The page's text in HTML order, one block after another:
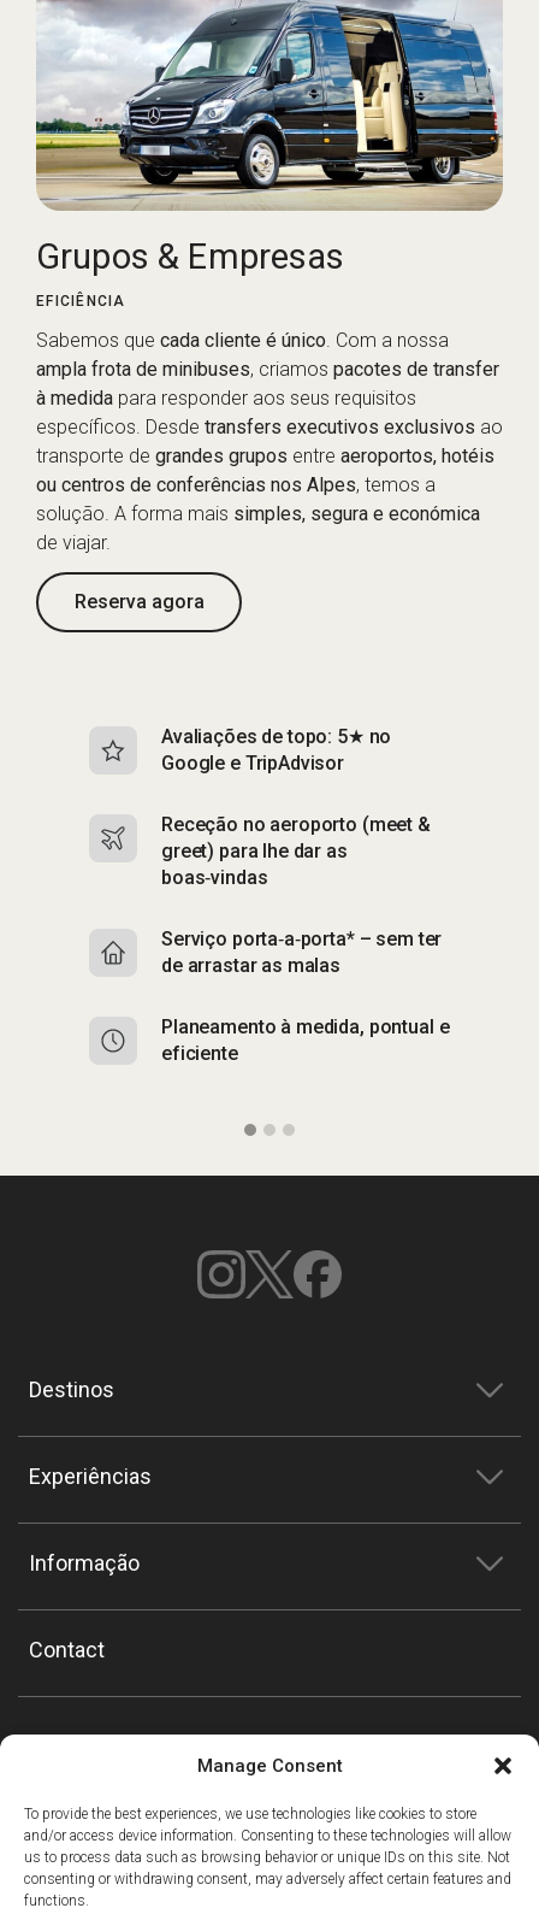
Manage Consent
To provide the best experiences, we use technologies like cookies to store
and/or access device information. Consenting to these technologies will allow
us to process data such as browsing behavior or unique IDs on this site. Not
consenting or withdrawing consent, may adversely affect certain features and
functions.
Grupos & Empresas
EFICIÊNCIA
Sabemos que cada cliente é único. Com a nossa
ampla frota de minibuses, criamos pacotes de transfer
à medida para responder aos seus requisitos
específicos. Desde transfers executivos exclusivos ao
transporte de grandes grupos entre aeroportos, hotéis
ou centros de conferências nos Alpes, temos a
solução. A forma mais simples, segura e económica
de viajar.
Reserva agora
Avaliações de topo: 5★ no
Google e TripAdvisor
Receção no aeroporto (meet &
greet) para lhe dar as
boas‑vindas
Serviço porta‑a‑porta* – sem ter
de arrastar as malas
Planeamento à medida, pontual e
eficiente
Destinos
Experiências
Informação
Contact